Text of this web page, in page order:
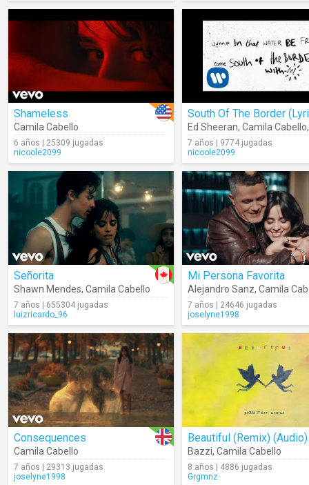
Shameless
Camila Cabello
6 años | 25309 jugadas
nicoole2099
South Of The Border
Ed Sheeran, Camila Cabello
7 años | 9774 jugadas
nicoole2099
Señorita
Shawn Mendes, Camila Cabello
7 años | 655304 jugadas
luizricardo_96
Mi Persona Favorita
Alejandro Sanz, Camila
7 años | 24646 jugadas
joselyne1998
Consequences
Camila Cabello
7 años | 29313 jugadas
joselyne1998
Beautiful (Remix) (Audio)
Bazzi, Camila Cabello
8 años | 4886 jugadas
Grgmnz